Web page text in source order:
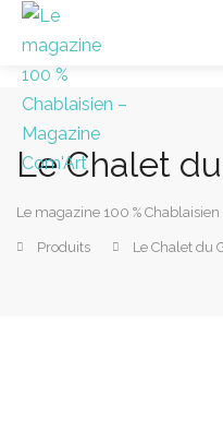
All Categories
Le Chalet
Le magazine 100 %
Produits Le Chalet du